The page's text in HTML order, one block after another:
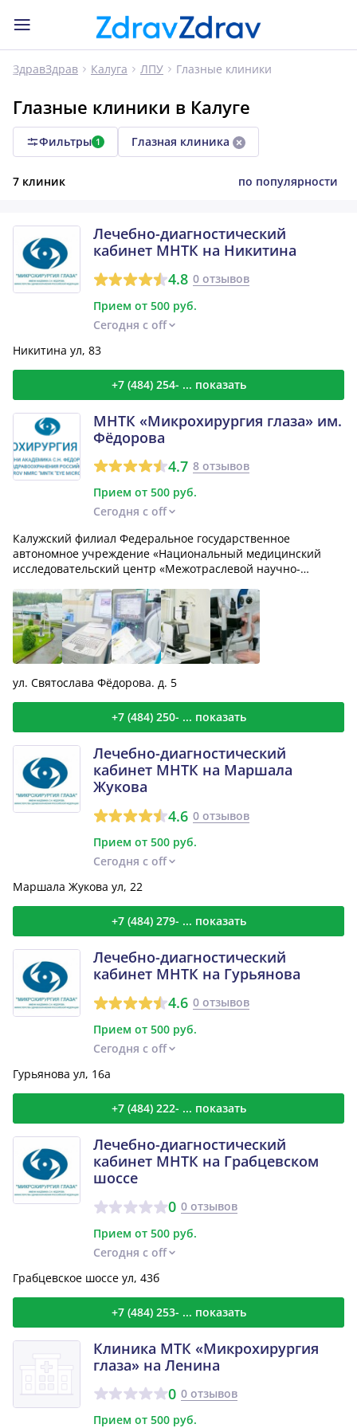
ЗдравЗдрав Калуга ЛПУ Глазные клиники
Глазные клиники в Калуге
Фильтры 1 Глазная клиника
7 клиник по популярности
Лечебно-диагностический
кабинет МНТК на Никитина
4.8 0 отзывов
Прием от 500 руб.
Сегодня с off
Никитина ул, 83
+7 (484) 254- ... показать
МНТК «Микрохирургия глаза» им.
Фёдорова
4.7 8 отзывов
Прием от 500 руб.
Сегодня с off
Калужский филиал Федеральное государственное
автономное учреждение «Национальный медицинский
исследовательский центр «Межотраслевой научно-
ул. Святослава Фёдорова. д. 5
+7 (484) 250- ... показать
Лечебно-диагностический
кабинет МНТК на Маршала
Жукова
4.6 0 отзывов
Прием от 500 руб.
Сегодня с off
Маршала Жукова ул, 22
+7 (484) 279- ... показать
Лечебно-диагностический
кабинет МНТК на Гурьянова
4.6 0 отзывов
Прием от 500 руб.
Сегодня с off
Гурьянова ул, 16а
+7 (484) 222- ... показать
Лечебно-диагностический
кабинет МНТК на Грабцевском
шоссе
0 0 отзывов
Прием от 500 руб.
Сегодня с off
Грабцевское шоссе ул, 43б
+7 (484) 253- ... показать
Клиника МТК «Микрохирургия
глаза» на Ленина
0 0 отзывов
Прием от 500 руб.